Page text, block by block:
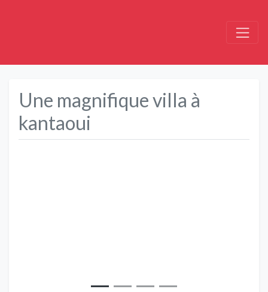
Une magnifique villa à
kantaoui